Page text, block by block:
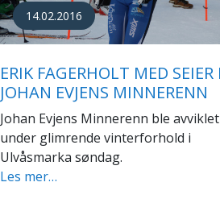
15.08.2015
TEAM KNYKEN PRØVDE SEG
MOT TSJERNOUSOV
Lørdag gikk det tredje rennet i årets
Midtnorske rulleskicup fra...
Les mer…